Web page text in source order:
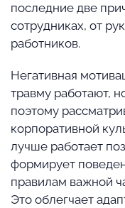
последние две
сотрудниках, от
работников.
Негативная
травму работают,
поэтому
корпоративной
лучше работает
формирует
правилам важной
Это облегчает